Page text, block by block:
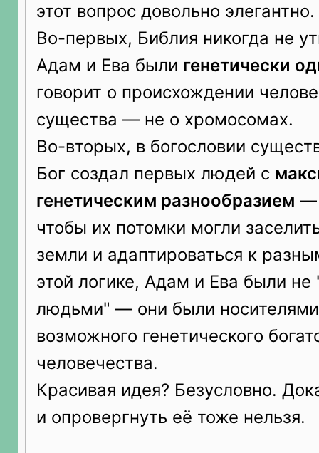
этот вопрос довольно элегантно.
Во-первых, Библия никогда не
Адам и Ева были генетически
говорит о происхождении
существа — не о хромосомах.
Во-вторых, в богословии
Бог создал первых людей с
генетическим разнообразием —
чтобы их потомки могли
земли и адаптироваться к
этой логике, Адам и Ева были
людьми" — они были носителями
возможного генетического
человечества.
Красивая идея? Безусловно.
и опровергнуть её тоже нельзя.